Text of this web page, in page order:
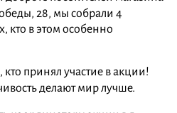
28, мы собрали 4
кто в этом особенно
принял участие в акции!
делают мир лучше.